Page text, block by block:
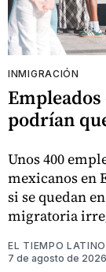
INMIGRACIÓN
podrían
Unos 400
mexicanos en
si se quedan
migratoria
EL TIEMPO
7 de agosto de 2026